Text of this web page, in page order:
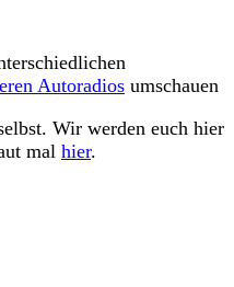
Autoradios umschauen
Wir werden euch hier
mal hier.